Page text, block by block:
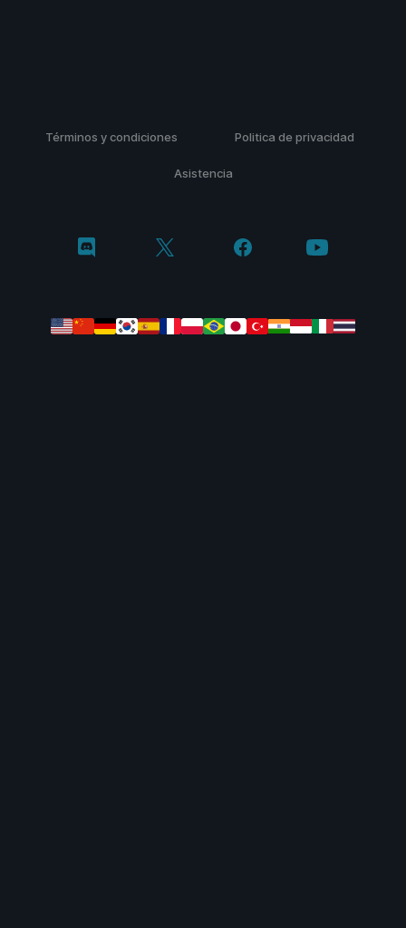
Términos y condiciones Politica de privacidad
Asistencia